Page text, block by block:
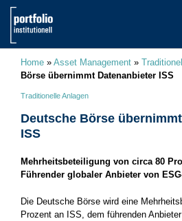
Home » Asset Management »
Börse übernimmt Datenanbieter ISS
Traditionelle Anlagen
Deutsche Börse
ISS
Mehrheitsbeteiligung von circa 80
Führender globaler Anbieter von
Die Deutsche Börse wird eine
Prozent an ISS, dem führenden